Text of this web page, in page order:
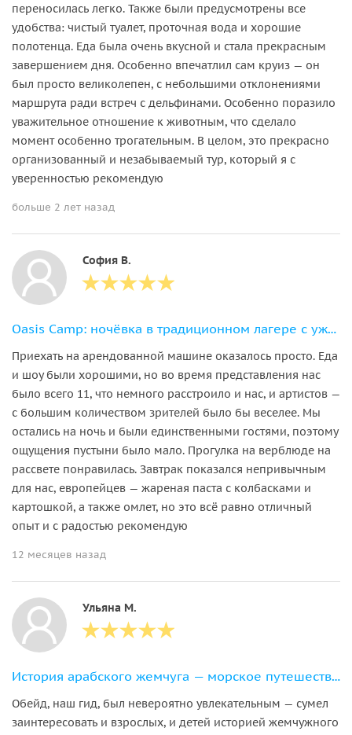
переносилась легко. Также были предусмотрены все
удобства: чистый туалет, проточная вода и хорошие
полотенца. Еда была очень вкусной и стала прекрасным
завершением дня. Особенно впечатлил сам круиз — он
был просто великолепен, с небольшими отклонениями
маршрута ради встреч с дельфинами. Особенно поразило
уважительное отношение к животным, что сделало
момент особенно трогательным. В целом, это прекрасно
организованный и незабываемый тур, который я с
уверенностью рекомендую
больше 2 лет назад
София В.
Oasis Camp: ночёвка в традиционном лагере с ужином и прогулкой на верблюдах
Приехать на арендованной машине оказалось просто. Еда
и шоу были хорошими, но во время представления нас
было всего 11, что немного расстроило и нас, и артистов —
с большим количеством зрителей было бы веселее. Мы
остались на ночь и были единственными гостями, поэтому
ощущения пустыни было мало. Прогулка на верблюде на
рассвете понравилась. Завтрак показался непривычным
для нас, европейцев — жареная паста с колбасками и
картошкой, а также омлет, но это всё равно отличный
опыт и с радостью рекомендую
12 месяцев назад
Ульяна М.
История арабского жемчуга — морское путешествие в «Жемчужный дом»
Обейд, наш гид, был невероятно увлекательным — сумел
заинтересовать и взрослых, и детей историей жемчужного